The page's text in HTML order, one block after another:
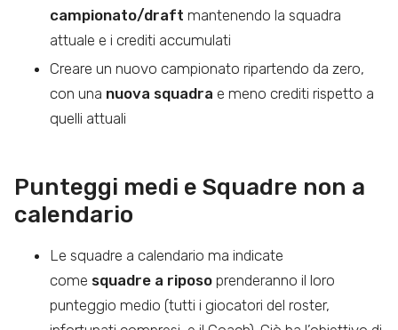
campionato/draft mantenendo la squadra
attuale e i crediti accumulati
Creare un nuovo campionato ripartendo da zero,
con una nuova squadra e meno crediti rispetto a
quelli attuali
Punteggi medi e Squadre non a
calendario
Le squadre a calendario ma indicate
come squadre a riposo prenderanno il loro
punteggio medio (tutti i giocatori del roster,